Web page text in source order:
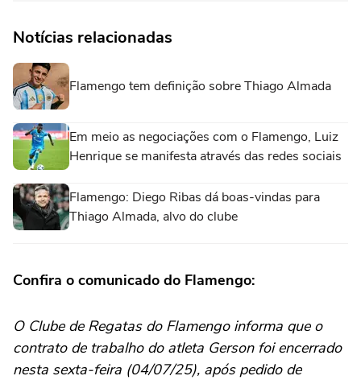
Notícias relacionadas
Flamengo tem definição sobre Thiago Almada
Em meio as negociações com o Flamengo, Luiz
Henrique se manifesta através das redes sociais
Flamengo: Diego Ribas dá boas-vindas para
Thiago Almada, alvo do clube
Confira o comunicado do Flamengo:
O Clube de Regatas do Flamengo informa que o
contrato de trabalho do atleta Gerson foi encerrado
nesta sexta-feira (04/07/25), após pedido de